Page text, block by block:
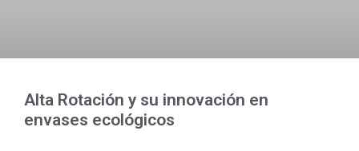
Alta Rotación y su innovación en
envases ecológicos